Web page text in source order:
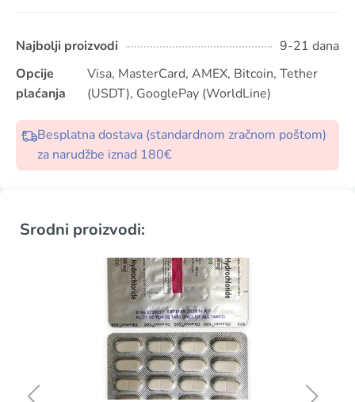
Najbolji proizvodi
9-21 dana
Opcije
plaćanja
Visa, MasterCard, AMEX, Bitcoin, Tether
(USDT), GooglePay (WorldLine)
Besplatna dostava (standardnom zračnom poštom)
za narudžbe iznad 180€
Srodni proizvodi: